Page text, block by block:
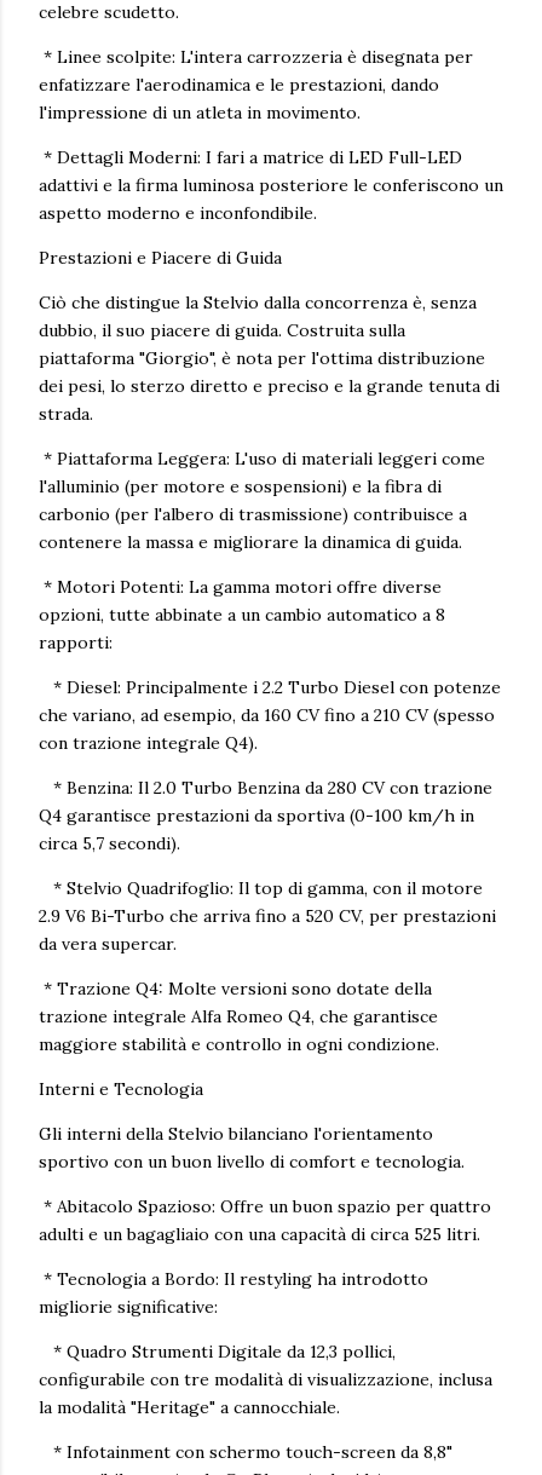
celebre scudetto.
* Linee scolpite: L'intera carrozzeria è disegnata per
enfatizzare l'aerodinamica e le prestazioni, dando
l'impressione di un atleta in movimento.
* Dettagli Moderni: I fari a matrice di LED Full-LED
adattivi e la firma luminosa posteriore le conferiscono un
aspetto moderno e inconfondibile.
Prestazioni e Piacere di Guida
Ciò che distingue la Stelvio dalla concorrenza è, senza
dubbio, il suo piacere di guida. Costruita sulla
piattaforma "Giorgio", è nota per l'ottima distribuzione
dei pesi, lo sterzo diretto e preciso e la grande tenuta di
strada.
* Piattaforma Leggera: L'uso di materiali leggeri come
l'alluminio (per motore e sospensioni) e la fibra di
carbonio (per l'albero di trasmissione) contribuisce a
contenere la massa e migliorare la dinamica di guida.
* Motori Potenti: La gamma motori offre diverse
opzioni, tutte abbinate a un cambio automatico a 8
rapporti:
* Diesel: Principalmente i 2.2 Turbo Diesel con potenze
che variano, ad esempio, da 160 CV fino a 210 CV (spesso
con trazione integrale Q4).
* Benzina: Il 2.0 Turbo Benzina da 280 CV con trazione
Q4 garantisce prestazioni da sportiva (0-100 km/h in
circa 5,7 secondi).
* Stelvio Quadrifoglio: Il top di gamma, con il motore
2.9 V6 Bi-Turbo che arriva fino a 520 CV, per prestazioni
da vera supercar.
* Trazione Q4: Molte versioni sono dotate della
trazione integrale Alfa Romeo Q4, che garantisce
maggiore stabilità e controllo in ogni condizione.
Interni e Tecnologia
Gli interni della Stelvio bilanciano l'orientamento
sportivo con un buon livello di comfort e tecnologia.
* Abitacolo Spazioso: Offre un buon spazio per quattro
adulti e un bagagliaio con una capacità di circa 525 litri.
* Tecnologia a Bordo: Il restyling ha introdotto
migliorie significative:
* Quadro Strumenti Digitale da 12,3 pollici,
configurabile con tre modalità di visualizzazione, inclusa
la modalità "Heritage" a cannocchiale.
* Infotainment con schermo touch-screen da 8,8"